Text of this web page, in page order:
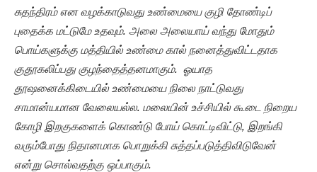
சுதந்திரம் என வழக்காடுவது உண்மையை குழி தோண்டிப்
புதைக்க மட்டுமே உதவும். அலை அலையாய் வந்து மோதும்
பொய்களுக்கு மத்தியில் உண்மை கால் நனைத்துவிட்டதாக
குதூகலிப்பது குழந்தைத்தனமாகும். ஓயாத
தூஷனைக்கிடையில் உண்மையை நிலை நாட்டுவது
சாமான்யமான வேலையல்ல. மலையின் உச்சியில் கூடை நிறைய
கோழி இறகுகளைக் கொண்டு போய் கொட்டிவிட்டு, இறங்கி
வரும்போது நிதானமாக பொறுக்கி சுத்தப்படுத்திவிடுவேன்
என்று சொல்வதற்கு ஒப்பாகும்.